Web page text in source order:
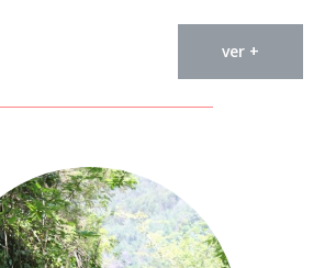
ver +